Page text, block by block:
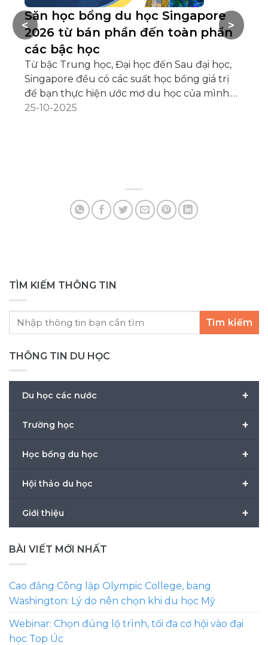
Săn học bổng du học Singapore
2026 từ bán phần đến toàn phần
các bậc học
Từ bậc Trung học, Đại học đến Sau đại học,
Singapore đều có các suất học bổng giá trị
để bạn thực hiện ước mơ du học của mình.
Bạn đang đặt mục tiêu săn học bổng du học
kế hoạch gì để cạnh tranh học bổng hay
chưa? Thông tin học bổng [...]
25-10-2025
>
<
TÌM KIẾM THÔNG TIN
Tìm kiếm
THÔNG TIN DU HỌC
+
Du học các nước
+
Trường học
+
Học bổng du học
+
Hội thảo du học
+
Giới thiệu
BÀI VIẾT MỚI NHẤT
Cao đẳng Công lập Olympic College, bang
Washington: Lý do nên chọn khi du học Mỹ
Webinar: Chọn đúng lộ trình, tối đa cơ hội vào đại
học Top Úc